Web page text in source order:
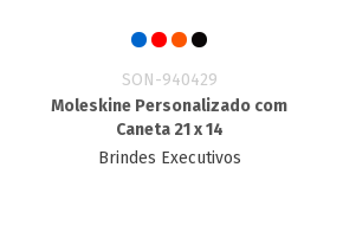
SON-940429
Moleskine Personalizado com
Caneta 21 x 14
Brindes Executivos